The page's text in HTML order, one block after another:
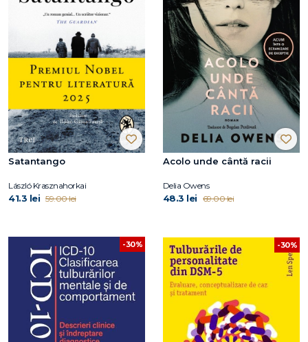
Satantango
László Krasznahorkai
41.3 lei 59.00 lei
Acolo unde cântă racii
Delia Owens
48.3 lei 69.00 lei
-30% -30%